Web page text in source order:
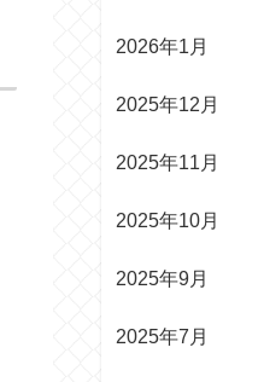
2026年1月
2025年12月
2025年11月
2025年10月
2025年9月
2025年7月